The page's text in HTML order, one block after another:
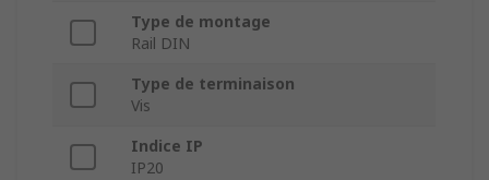
Type de montage
Rail DIN
Type de terminaison
Vis
Indice IP
IP20